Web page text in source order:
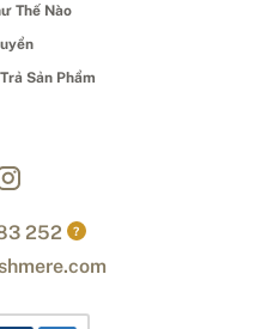
Thế Nào
Sản Phẩm
252 ?